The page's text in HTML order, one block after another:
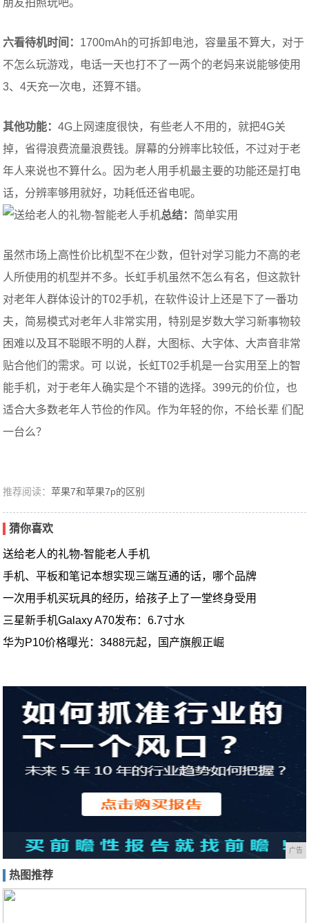
朋友拍照玩吧。
六看待机时间： 1700mAh的可拆卸电池，容量虽不算大，对于
不怎么玩游戏，电话一天也打不了一两个的老妈来说能够使用
3、4天充一次电，还算不错。
其他功能：4G上网速度很快，有些老人不用的，就把4G关
掉，省得浪费流量浪费钱。屏幕的分辨率比较低，不过对于老
年人来说也不算什么。因为老人用手机最主要的功能还是打电
话，分辨率够用就好，功耗低还省电呢。
总结： 简单实用
虽然市场上高性价比机型不在少数，但针对学习能力不高的老
人所使用的机型并不多。长虹手机虽然不怎么有名，但这款针
对老年人群体设计的T02手机，在软件设计上还是下了一番功
夫，简易模式对老年人非常实用，特别是岁数大学习新事物较
困难以及耳不聪眼不明的人群，大图标、大字体、大声音非常
贴合他们的需求。可 以说，长虹T02手机是一台实用至上的智
能手机，对于老年人确实是个不错的选择。399元的价位，也
适合大多数老年人节俭的作风。作为年轻的你，不给长辈 们配
一台么？
推荐阅读：苹果7和苹果7p的区别
猜你喜欢
送给老人的礼物-智能老人手机
手机、平板和笔记本想实现三端互通的话，哪个品牌
一次用手机买玩具的经历，给孩子上了一堂终身受用
三星新手机Galaxy A70发布：6.7寸水
华为P10价格曝光：3488元起，国产旗舰正崛
广告
热图推荐